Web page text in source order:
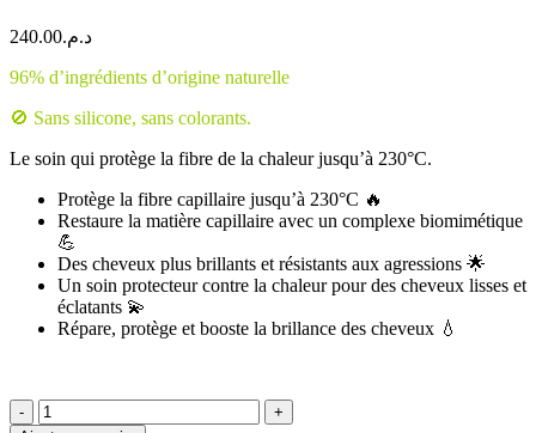
د.م.240.00
96% d’ingrédients d’origine naturelle
🚫 Sans silicone, sans colorants.
Le soin qui protège la fibre de la chaleur jusqu’à 230°C.
Protège la fibre capillaire jusqu’à 230°C 🔥
Restaure la matière capillaire avec un complexe biomimétique
💪
Des cheveux plus brillants et résistants aux agressions 🌟
Un soin protecteur contre la chaleur pour des cheveux lisses et
éclatants 💫
Répare, protège et booste la brillance des cheveux 💧
quantité